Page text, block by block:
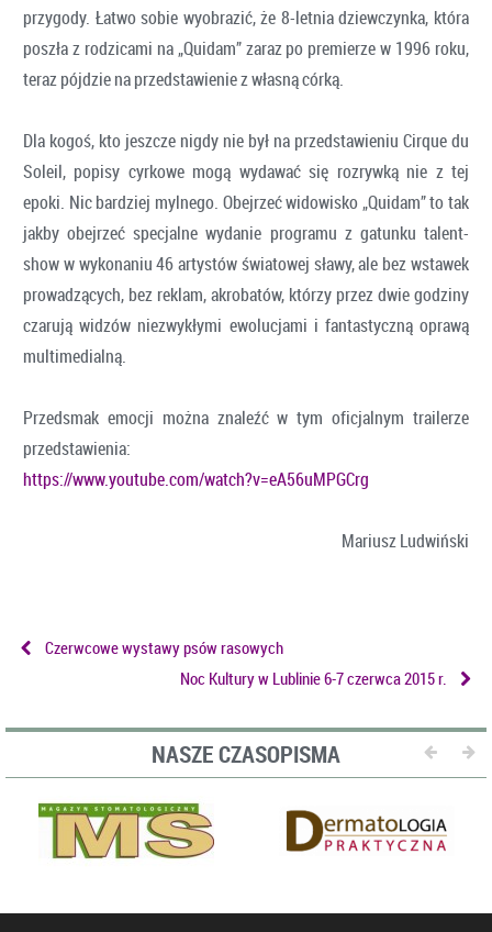
przygody. Łatwo sobie wyobrazić, że 8-letnia dziewczynka, która
poszła z rodzicami na „Quidam” zaraz po premierze w 1996 roku,
teraz pójdzie na przedstawienie z własną córką.
Dla kogoś, kto jeszcze nigdy nie był na przedstawieniu Cirque du
Soleil, popisy cyrkowe mogą wydawać się rozrywką nie z tej
epoki. Nic bardziej mylnego. Obejrzeć widowisko „Quidam” to tak
jakby obejrzeć specjalne wydanie programu z gatunku talent-
show w wykonaniu 46 artystów światowej sławy, ale bez wstawek
prowadzących, bez reklam, akrobatów, którzy przez dwie godziny
czarują widzów niezwykłymi ewolucjami i fantastyczną oprawą
multimedialną.
Przedsmak emocji można znaleźć w tym oficjalnym trailerze
przedstawienia:
https://www.youtube.com/watch?v=eA56uMPGCrg
Mariusz Ludwiński
Czerwcowe wystawy psów rasowych
Noc Kultury w Lublinie 6-7 czerwca 2015 r.
NASZE CZASOPISMA